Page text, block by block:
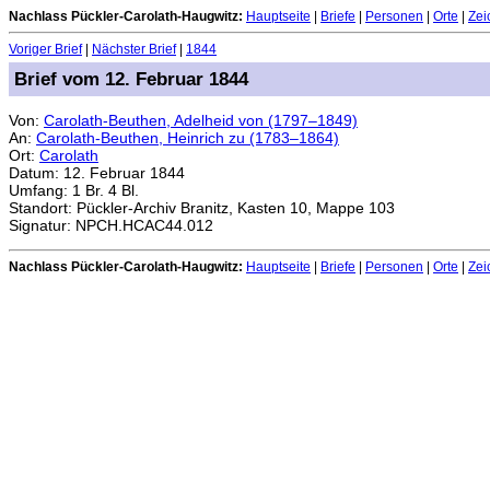
Nachlass Pückler-Carolath-Haugwitz: Hauptseite Briefe Personen Orte
Voriger Brief| Nächster Brief| 1844
Brief vom 12. Februar 1844
Von: Carolath-Beuthen, Adelheid von (1797–1849)
An: Carolath-Beuthen, Heinrich zu (1783–1864)
Ort: Carolath
Datum: 12. Februar 1844
Umfang: 1 Br. 4 Bl.
Standort: Pückler-Archiv Branitz, Kasten 10, Mappe 103
Signatur: NPCH.HCAC44.012
Nachlass Pückler-Carolath-Haugwitz: Hauptseite Briefe Personen Orte